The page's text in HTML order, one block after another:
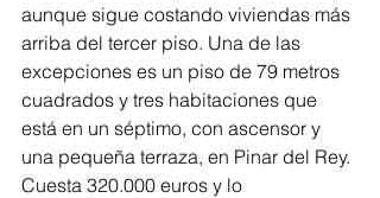
aunque sigue costando viviendas más
arriba del tercer piso. Una de las
excepciones es un piso de 79 metros
cuadrados y tres habitaciones que
está en un séptimo, con ascensor y
una pequeña terraza, en Pinar del Rey.
Cuesta 320.000 euros y lo